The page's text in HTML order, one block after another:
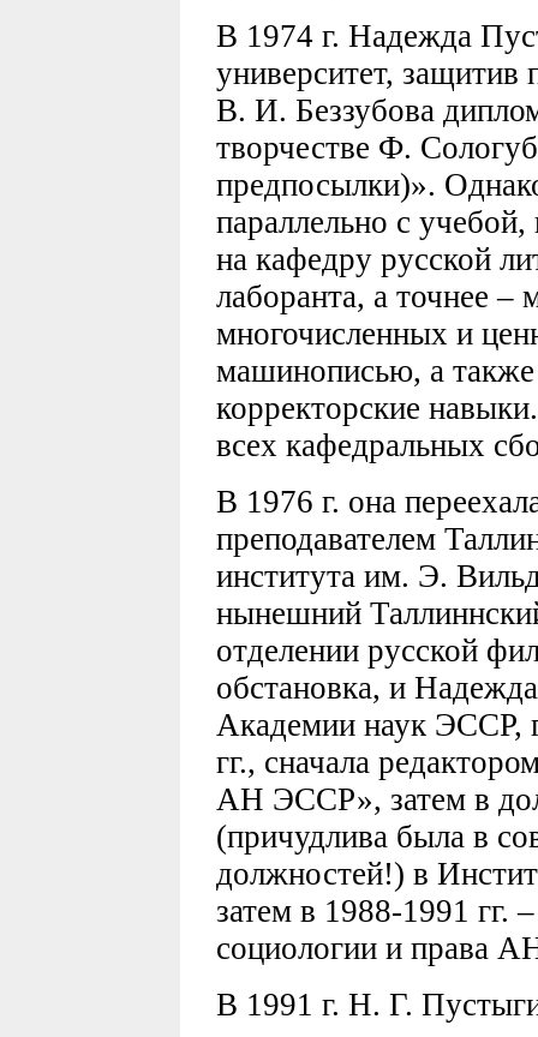
В 1974 г. Надежда
университет, защитив
В. И. Беззубова
творчестве Ф.
предпосылки)».
параллельно с
на кафедру русской
лаборанта, а точнее –
многочисленных и
машинописью, а также
корректорские
всех кафедральных
В 1976 г. она
преподавателем
института им. Э.
нынешний
отделении русской
обстановка, и
Академии наук ЭССР,
гг., сначала
АН ЭССР», затем в
(причудлива была в
должностей!) в
затем в 1988-1991 гг.
социологии и права
В 1991 г. Н. Г.